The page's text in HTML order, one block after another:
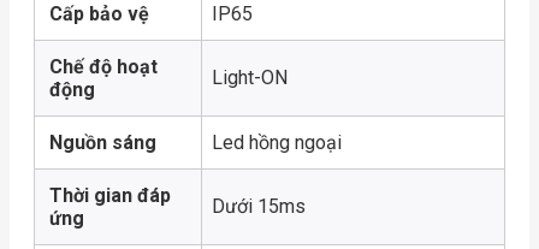
Cấp bảo vệ IP65
Chế độ hoạt
động
Light-ON
Nguồn sáng Led hồng ngoại
Thời gian đáp
ứng
Dưới 15ms